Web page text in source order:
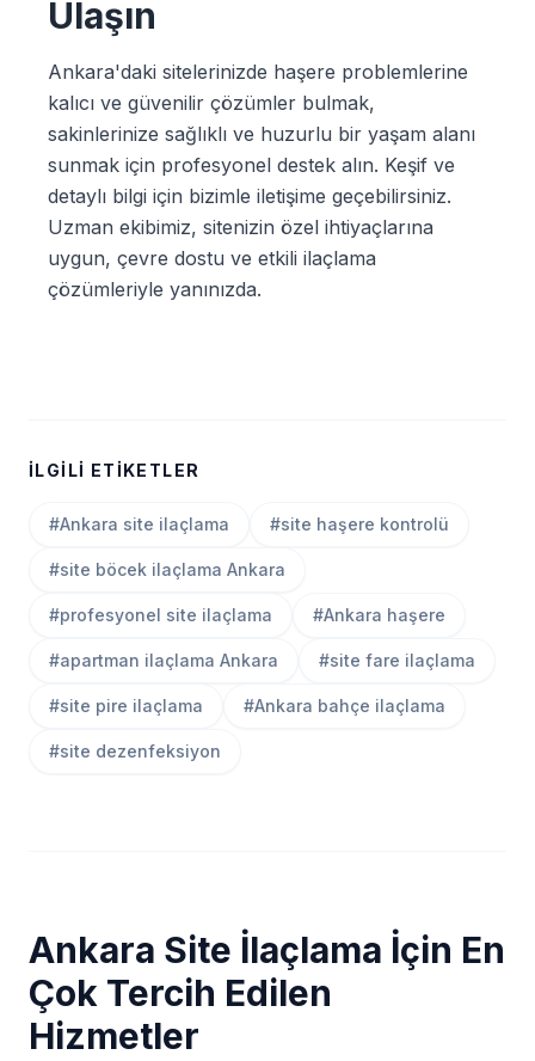
Ulaşın
Ankara'daki sitelerinizde haşere problemlerine
kalıcı ve güvenilir çözümler bulmak,
sakinlerinize sağlıklı ve huzurlu bir yaşam alanı
sunmak için profesyonel destek alın. Keşif ve
detaylı bilgi için bizimle iletişime geçebilirsiniz.
Uzman ekibimiz, sitenizin özel ihtiyaçlarına
uygun, çevre dostu ve etkili ilaçlama
çözümleriyle yanınızda.
İLGILI ETIKETLER
#Ankara site ilaçlama #site haşere kontrolü
#site böcek ilaçlama Ankara
#profesyonel site ilaçlama #Ankara haşere
#apartman ilaçlama Ankara #site fare ilaçlama
#site pire ilaçlama #Ankara bahçe ilaçlama
#site dezenfeksiyon
Ankara Site İlaçlama İçin En
Çok Tercih Edilen
Hizmetler